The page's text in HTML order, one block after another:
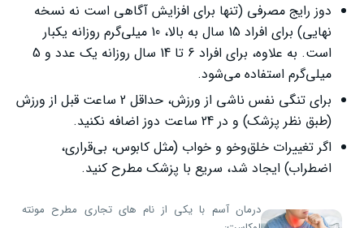
دوز رایج مصرفی (تنها برای افزایش آگاهی است نه نسخه
نهایی) برای افراد 15 سال به بالا، 10 میلی‌گرم روزانه یکبار
است. به علاوه، برای افراد 6 تا 14 سال روزانه یک عدد و 5
میلی‌گرم استفاده می‌شود.
برای تنگی نفس ناشی از ورزش، حداقل 2 ساعت قبل از ورزش
(طبق نظر پزشک) و در 24 ساعت دوز اضافه نکنید.
اگر تغییرات خلق‌وخو و خواب (مثل کابوس، بی‌قراری،
اضطراب) ایجاد شد، سریع با پزشک مطرح کنید.
درمان آسم با یکی از نام های تجاری مطرح مونته